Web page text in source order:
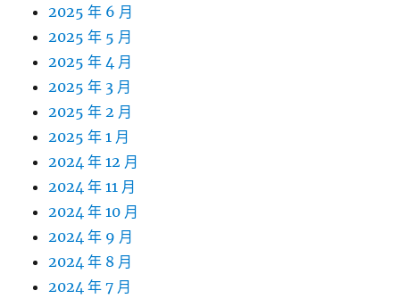
2025 年 6 月
2025 年 5 月
2025 年 4 月
2025 年 3 月
2025 年 2 月
2025 年 1 月
2024 年 12 月
2024 年 11 月
2024 年 10 月
2024 年 9 月
2024 年 8 月
2024 年 7 月